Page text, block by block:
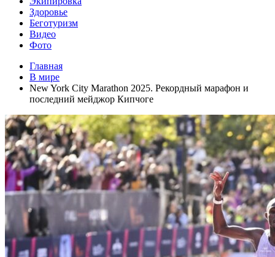
Здоровье
Беготуризм
Видео
Фото
Главная
В мире
New York City Marathon 2025. Рекордный марафон и
последний мейджор Кипчоге